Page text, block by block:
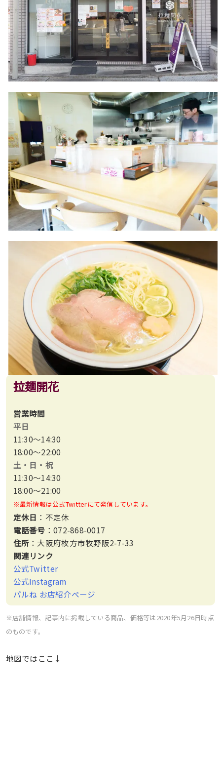
拉麺開花
営業時間
平日
11:30〜14:30
18:00〜22:00
土・日・祝
11:30〜14:30
18:00〜21:00
※最新情報は公式Twitterにて発信しています。
定休日 ：不定休
電話番号 ：072-868-0017
住所 ：大阪府枚方市牧野阪2-7-33
関連リンク
公式Twitter
公式Instagram
パルね お店紹介ページ
※店舗情報、記事内に掲載している商品、価格等は2020年5月26日時点
のものです。
地図ではここ↓